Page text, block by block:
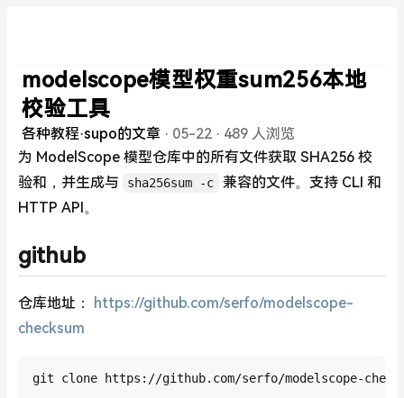
modelscope模型权重sum256本地
校验工具
各种教程·supo的文章 · 05-22 · 489 人浏览
为 ModelScope 模型仓库中的所有文件获取 SHA256 校
验和，并生成与
sha256sum -c
兼容的文件。支持 CLI 和
HTTP API。
github
仓库地址：
https://github.com/serfo/modelscope-
checksum
git clone https://github.com/serfo/modelscope-